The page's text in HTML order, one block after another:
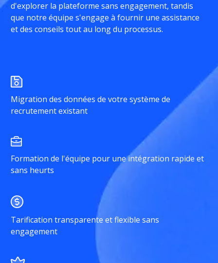
d'explorer la plateforme sans engagement, tandis
que notre équipe s'engage à fournir une assistance
et des conseils tout au long du processus.
Migration des données de votre système de
recrutement existant
Formation de l'équipe pour une intégration rapide et
sans heurts
Tarification transparente et flexible sans
engagement